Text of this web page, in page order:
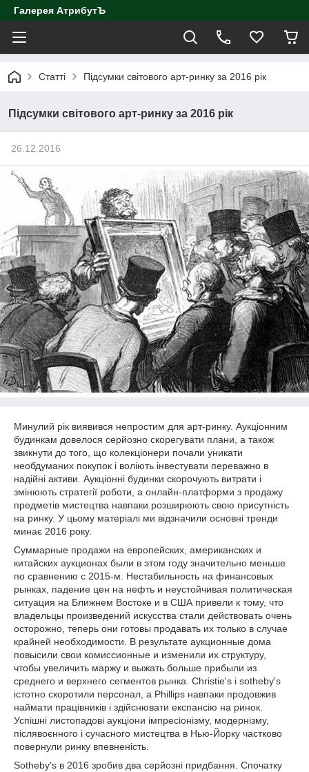
Галерея АтрибутЪ
Статті Підсумки світового арт-ринку за 2016 рік
Підсумки світового арт-ринку за 2016 рік
26.12.2016
Минулий рік виявився непростим для арт-ринку. Аукціонним
будинкам довелося серйозно скорегувати плани, а також
звикнути до того, що колекціонери почали уникати
необдуманих покупок і воліють інвестувати переважно в
надійні активи. Аукціонні будинки скорочують витрати і
змінюють стратегії роботи, а онлайн-платформи з продажу
предметів мистецтва навпаки розширюють свою присутність
на ринку. У цьому матеріалі ми відзначили основні тренди
минає 2016 року.
Суммарные продажи на европейских, американских и
китайских аукционах были в этом году значительно меньше
по сравнению с 2015-м. Нестабильность на финансовых
рынках, падение цен на нефть и неустойчивая политическая
ситуация на Ближнем Востоке и в США привели к тому, что
владельцы произведений искусства стали действовать очень
осторожно, теперь они готовы продавать их только в случае
крайней необходимости. В результате аукционные дома
повысили свои комиссионные и изменили их структуру,
чтобы увеличить маржу и выжать больше прибыли из
среднего и верхнего сегментов рынка. Christie's і sotheby's
істотно скоротили персонал, а Phillips навпаки продовжив
наймати працівників і здійснювати експансію на ринок.
Успішні листопадові аукціони імпресіонізму, модернізму,
післявоєнного і сучасного мистецтва в Нью-Йорку частково
повернули ринку впевненість.
Sotheby's в 2016 зробив два серйозні придбання. Спочатку